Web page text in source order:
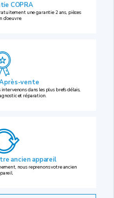
COPRA
une garantie 2 ans, pièces
d’oeuvre.
vente
dans les plus brefs délais,
et réparation.
ancien appareil
nous reprenons votre ancien